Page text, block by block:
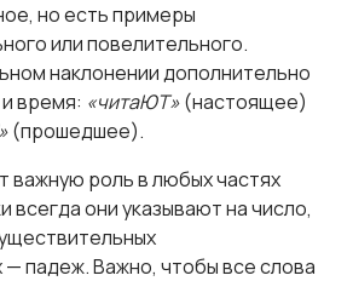
но есть примеры
или повелительного.
наклонении дополнительно
время: «читаЮТ»(настоящее)
(прошедшее).
важную роль в любых частях
всегда они указывают на число,
— падеж. Важно, чтобы все слова